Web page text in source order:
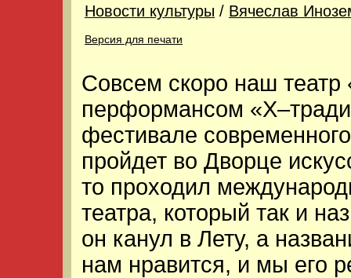
Новости культуры / Вячеслав
Версия для печати
Cовсем скоро наш
перформансом
фестивале
пройдет во Дворце
то проходил
театра, который так и
он канул в Лету, а
нам нравится, и мы его